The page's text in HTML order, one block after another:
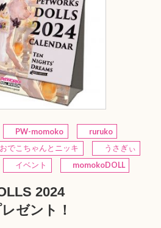
PW-momoko
ruruko
でこちゃんとニッキ
うさぎぃ
イベント momokoDOLL
2024
ゼント！